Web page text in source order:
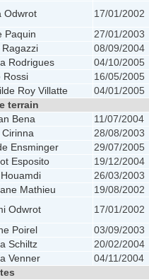
Odwrot
17/01/2002
Paquin
27/01/2003
Ragazzi
08/09/2004
Rodrigues
04/10/2005
Rossi
16/05/2005
Roy Villatte
04/01/2005
terrain
Bena
11/07/2004
28/08/2003
Ensminger
29/07/2005
Esposito
19/12/2004
26/03/2003
Mathieu
19/08/2002
Odwrot
17/01/2002
Poirel
03/09/2003
Schiltz
20/02/2004
Venner
04/11/2004